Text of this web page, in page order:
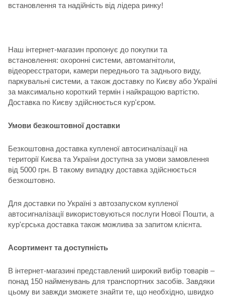
встановлення та надійність від лідера ринку!
Наш інтернет-магазин пропонує до покупки та
встановлення: охоронні системи, автомагнітоли,
відеореєстратори, камери переднього та заднього виду,
паркувальні системи, а також доставку по Києву або Україні
за максимально короткий термін і найкращою вартістю.
Доставка по Києву здійснюється кур'єром.
Умови безкоштовної доставки
Безкоштовна доставка купленої автосигналізації на
території Києва та України доступна за умови замовлення
від 5000 грн. В такому випадку доставка здійснюється
безкоштовно.
Для доставки по Україні з автозапуском купленої
автосигналізації використовуються послуги Нової Пошти, а
кур'єрська доставка також можлива за запитом клієнта.
Асортимент та доступність
В інтернет-магазині представлений широкий вибір товарів –
понад 150 найменувань для транспортних засобів. Завдяки
цьому ви завжди зможете знайти те, що необхідно, швидко